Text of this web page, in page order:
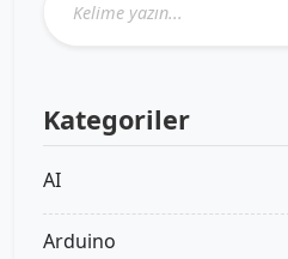
Kategoriler
AI
Arduino